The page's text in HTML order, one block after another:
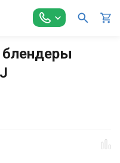
Барное оборудование